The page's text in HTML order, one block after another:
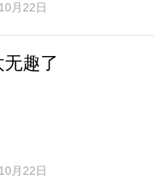
月22日
趣了
月22日